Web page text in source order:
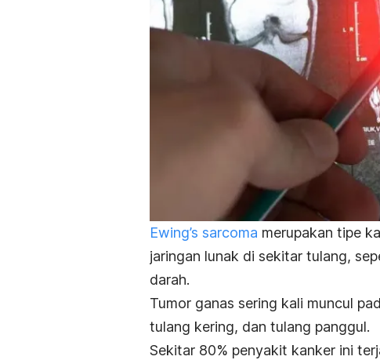
Ewing’s sarcoma merupakan tipe
jaringan lunak di sekitar tulang,
darah.
Tumor ganas sering kali muncul
tulang kering, dan tulang panggul.
Sekitar 80% penyakit kanker ini